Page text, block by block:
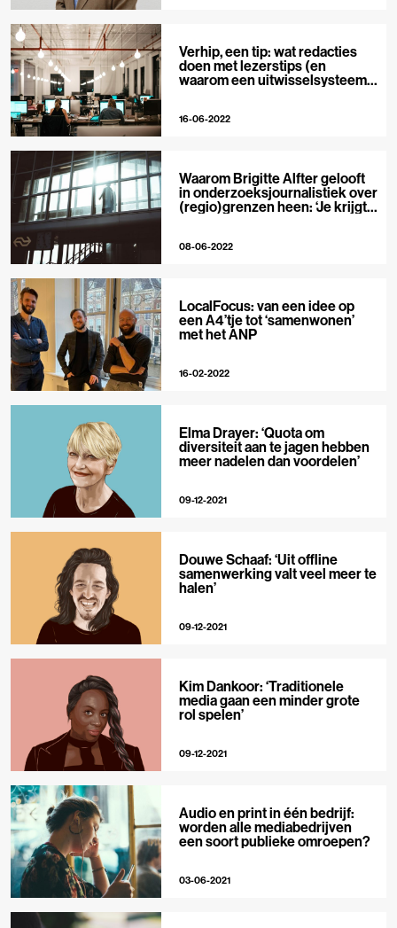
Verhip, een tip: wat redacties
doen met lezerstips (en
waarom een uitwisselsysteem
16-06-2022
Waarom Brigitte Alfter gelooft
in onderzoeksjournalistiek over
(regio)grenzen heen: ‘Je krijgt
08-06-2022
LocalFocus: van een idee op
een A4’tje tot ‘samenwonen’
met het ANP
16-02-2022
Elma Drayer: ‘Quota om
diversiteit aan te jagen hebben
meer nadelen dan voordelen’
09-12-2021
Douwe Schaaf: ‘Uit offline
samenwerking valt veel meer te
halen’
09-12-2021
Kim Dankoor: ‘Traditionele
media gaan een minder grote
rol spelen’
09-12-2021
Audio en print in één bedrijf:
worden alle mediabedrijven
een soort publieke omroepen?
03-06-2021